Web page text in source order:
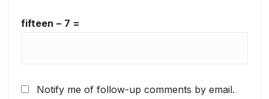
fifteen − 7 =
Notify me of follow-up comments by email.